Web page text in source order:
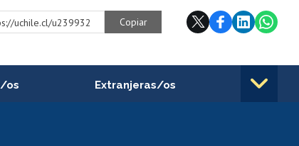
uchile.cl/u239932 Copiar
os Extranjeras/os